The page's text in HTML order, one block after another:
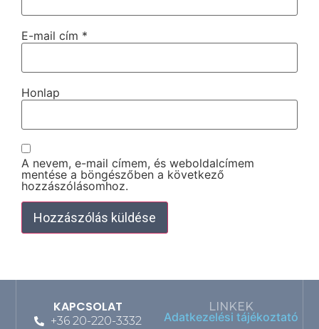
E-mail cím *
Honlap
A nevem, e-mail címem, és weboldalcímem
mentése a böngészőben a következő
hozzászólásomhoz.
KAPCSOLAT
+36 20-220-3332
LINKEK
Adatkezelési tájékoztató